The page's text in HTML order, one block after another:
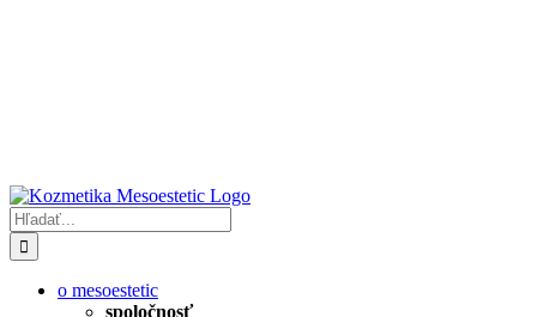
Hľadať:
o mesoestetic
spoločnosť